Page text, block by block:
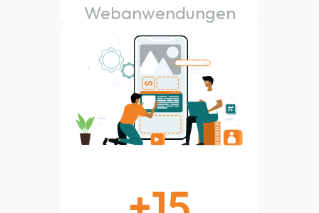
Webanwendungen
erstellt